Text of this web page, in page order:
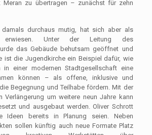
Meran zu übertragen – zunächst für zehn
damals durchaus mutig, hat sich aber als
erwiesen. Unter der Leitung des
das Gebäude behutsam geöffnet und
ist die Jugendkirche ein Beispiel dafür, wie
in einer modernen Stadtgesellschaft eine
können – als offene, inklusive und
Begegnung und Teilhabe fördern. Mit der
Verlängerung um weitere neun Jahre kann
und ausgebaut werden. Oliver Schrott
Ideen bereits in Planung seien. Neben
sollen künftig auch neue Formate Platz